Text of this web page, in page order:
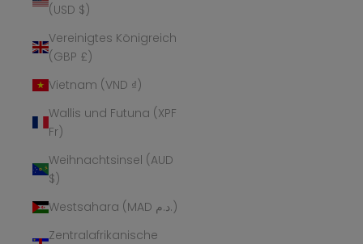
(USD $)
Vereinigtes Königreich
(GBP £)
Vietnam (VND ₫)
Wallis und Futuna (XPF
Fr)
Weihnachtsinsel (AUD
$)
Westsahara (MAD د.م.)
Zentralafrikanische